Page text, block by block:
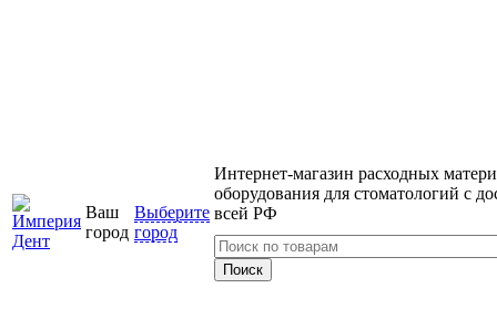
Ваш
город
Выберите
город
Интернет-магазин расходных
оборудования для стоматологий с
всей РФ